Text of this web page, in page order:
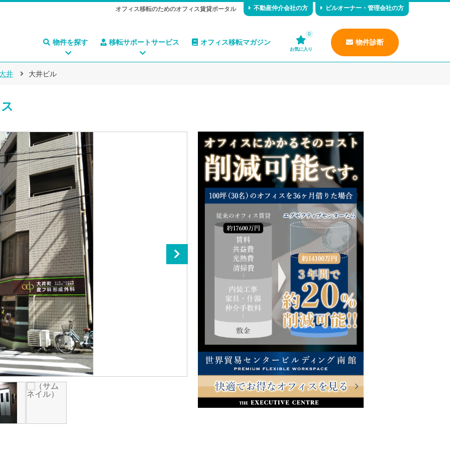
オフィス移転のためのオフィス賃貸ポータル 不動産仲介会社の方 ビルオーナー・管理会社の方
物件を探す 移転サポートサービス オフィス移転マガジン
0
お気に入り
物件診断
井 大井ビル